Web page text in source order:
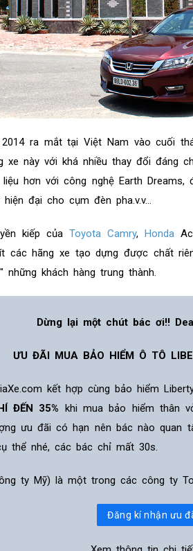
2014 ra mắt tại Việt Nam vào cuối
xe này với khá nhiều thay đổi đáng
hơn với công nghệ Earth
đại cho cụm đèn pha.v.v...
kiếp củaToyota Camry,Honda
các hãng xe tạo dựng được chất
những khách hàng trung thành.
Dừng lại một chút bác ơi!!
ƯU ĐÃI MUA BẢO HIỂM Ô TÔ
kết hợp cùng bảo hiểm
ĐẾN 35% khi mua bảo hiểm thân
ưu đãi có hạn nên bác nào quan
thể nhé, các bác chỉ mất 30s.
ty Mỹ) là một trong các công ty
Đăng kí nhận ưu